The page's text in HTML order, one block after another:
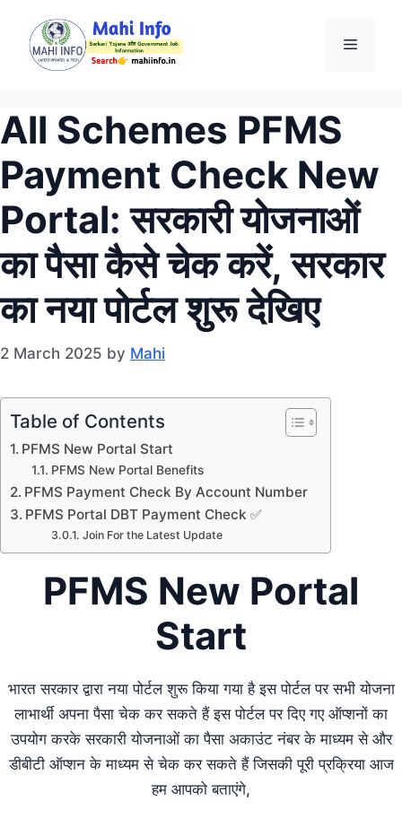
content
Menu
All Schemes PFMS
Payment Check New
Portal: सरकारी योजनाओं
का पैसा कैसे चेक करें, सरकार
का नया पोर्टल शुरू देखिए
2 March 2025 by Mahi
Table of Contents
PFMS New Portal Start
PFMS New Portal Benefits
PFMS Payment Check By Account Number
PFMS Portal DBT Payment Check ✅
Join For the Latest Update
PFMS New Portal
Start
भारत सरकार द्वारा नया पोर्टल शुरू किया गया है इस पोर्टल पर सभी योजना
लाभार्थी अपना पैसा चेक कर सकते हैं इस पोर्टल पर दिए गए ऑप्शनों का
उपयोग करके सरकारी योजनाओं का पैसा अकाउंट नंबर के माध्यम से और
डीबीटी ऑप्शन के माध्यम से चेक कर सकते हैं जिसकी पूरी प्रक्रिया आज
हम आपको बताएंगे,